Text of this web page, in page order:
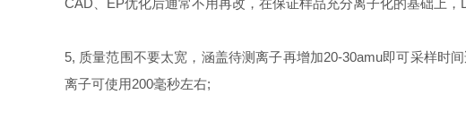
CAD、EP优化后通常不用再改，在保证样品充分离子化的基础上
5, 质量范围不要太宽，涵盖待测离子再增加20-30amu即可采样时
离子可使用200毫秒左右;